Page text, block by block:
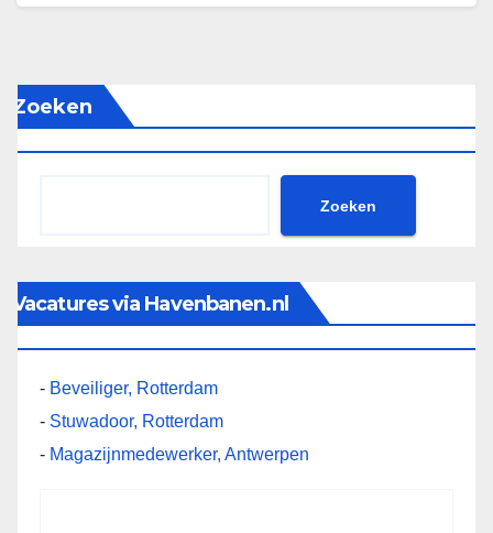
Zoeken
Zoeken
Vacatures via Havenbanen.nl
- Beveiliger, Rotterdam
- Stuwadoor, Rotterdam
- Magazijnmedewerker, Antwerpen